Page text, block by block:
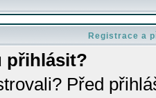
Registrace a
přihlásit?
Před